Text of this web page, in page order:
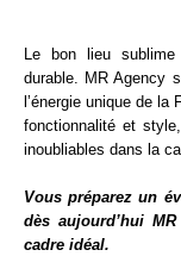
Le bon lieu
durable. MR Agency
l’énergie unique de la
fonctionnalité et
inoubliables dans la
Vous préparez un
dès aujourd’hui
cadre idéal.